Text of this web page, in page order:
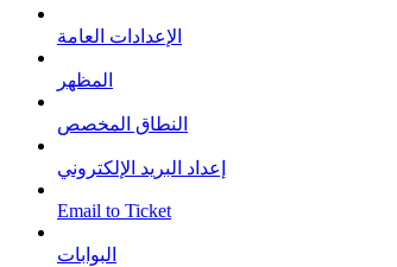
الإعدادات العامة
المظهر
النطاق المخصص
إعداد البريد الإلكتروني
Email to Ticket
البوابات